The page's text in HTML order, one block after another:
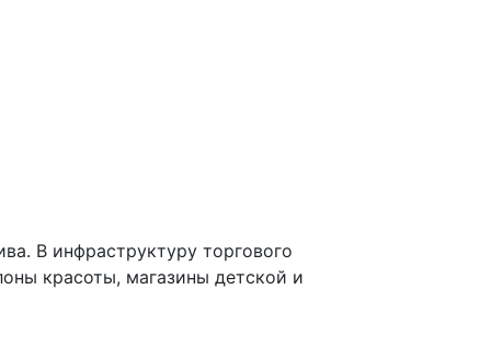
В инфраструктуру торгового
красоты, магазины детской и